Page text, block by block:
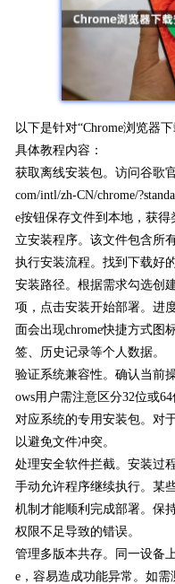
以下是针对“Chrome浏览器
具体教程内容：
获取离线安装包。访问谷歌
com/intl/zh-CN/chrome/
e按钮保存文件到本地，获得
立安装程序。该文件包含所
执行安装流程。找到下载好
安装路径。根据需求勾选创
项，点击安装开始部署。进
面会出现chrome快捷方式图
签、历史记录等个人数据。
验证系统兼容性。确认当前
ows用户需注意区分32位或
对应系统的专用安装包。对
以避免文件冲突。
处理安全软件拦截。安装过
手动允许程序继续执行。某
机制才能顺利完成部署。保
权限不足导致的错误。
管理多版本共存。同一设备
e，容易造成功能异常。如